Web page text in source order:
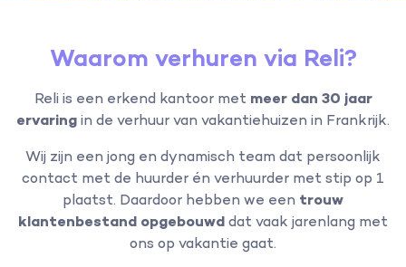
Waarom verhuren via Reli?
Reli is een erkend kantoor met meer dan 30 jaar
ervaringin de verhuur van vakantiehuizen in Frankrijk.
Wij zijn een jong en dynamisch team dat persoonlijk
contact met de huurder én verhuurder met stip op 1
plaatst. Daardoor hebben we een trouw
klantenbestand opgebouwddat vaak jarenlang met
ons op vakantie gaat.